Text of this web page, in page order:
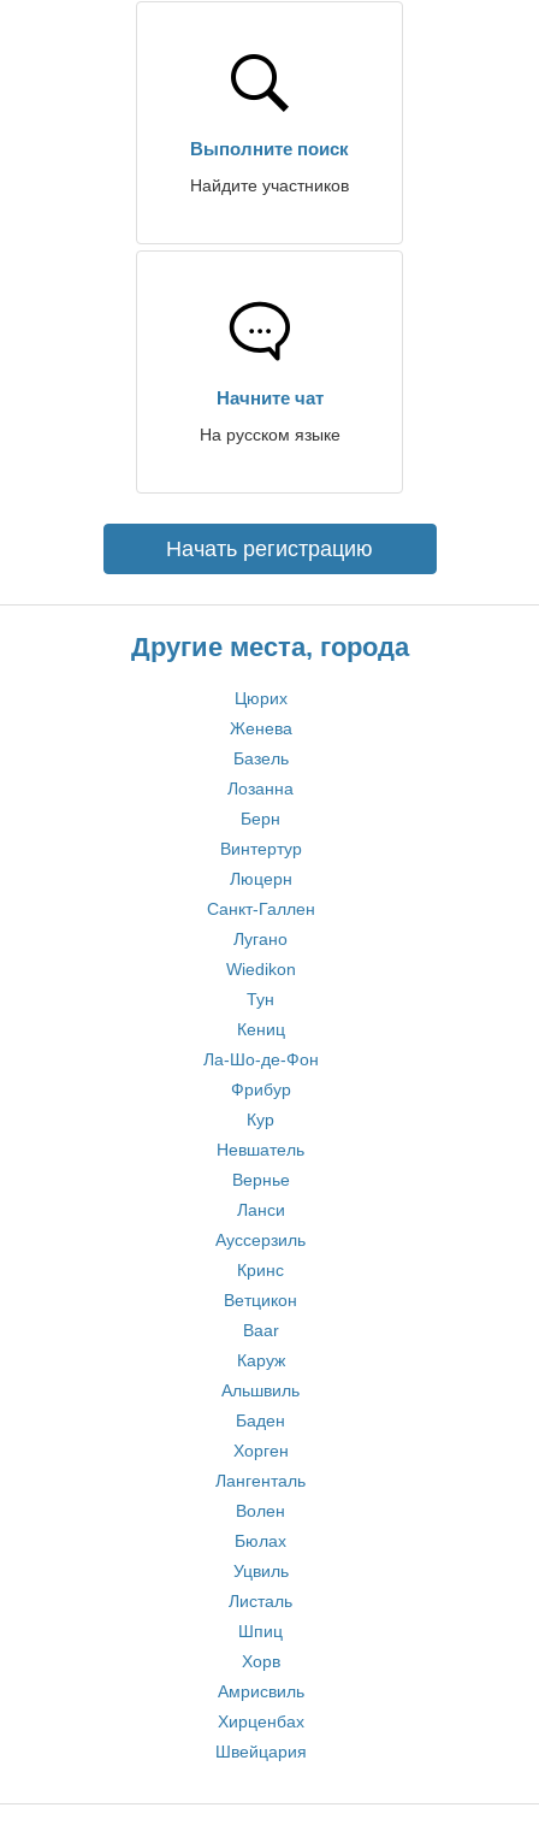
Выполните поиск
Найдите участников
Начните чат
На русском языке
Начать регистрацию
Другие места, города
Цюрих
Женева
Базель
Лозанна
Берн
Винтертур
Люцерн
Санкт-Галлен
Лугано
Wiedikon
Тун
Кениц
Ла-Шо-де-Фон
Фрибур
Кур
Невшатель
Вернье
Ланси
Ауссерзиль
Кринс
Ветцикон
Baar
Каруж
Альшвиль
Баден
Хорген
Лангенталь
Волен
Бюлах
Уцвиль
Листаль
Шпиц
Хорв
Амрисвиль
Хирценбах
Швейцария